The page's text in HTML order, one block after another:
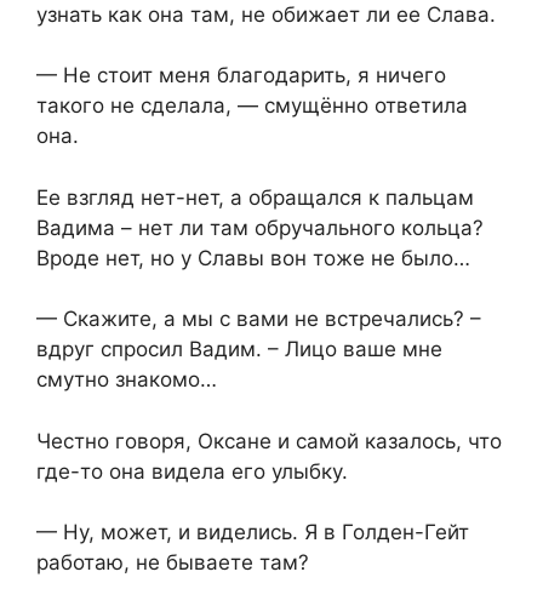
узнать как она там, не обижает ли ее Слава.
— Не стоит меня благодарить, я ничего
такого не сделала, — смущённо ответила
она.
Ее взгляд нет-нет, а обращался к пальцам
Вадима – нет ли там обручального кольца?
Вроде нет, но у Славы вон тоже не было…
— Скажите, а мы с вами не встречались? –
вдруг спросил Вадим. – Лицо ваше мне
смутно знакомо…
Честно говоря, Оксане и самой казалось, что
где-то она видела его улыбку.
— Ну, может, и виделись. Я в Голден-Гейт
работаю, не бываете там?